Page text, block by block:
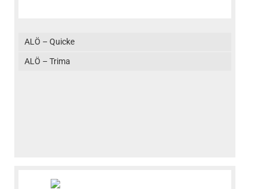
ALÖ – Quicke
ALÖ – Trima